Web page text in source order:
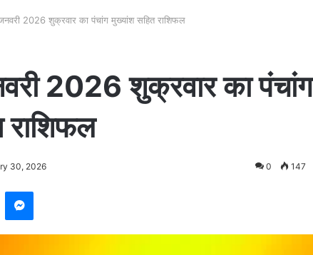
2026 शुक्रवार का पंचांग मुख्यांश सहित राशिफल
2026 शुक्रवार का पंचांग
राशिफल
30, 2026 0 147
Messenger